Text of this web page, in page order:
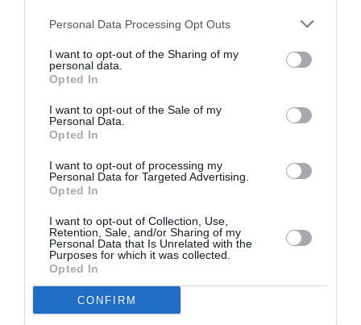
Personal Data Processing Opt Outs
I want to opt-out of the Sharing of my
personal data.
Opted In
I want to opt-out of the Sale of my
Personal Data.
Opted In
I want to opt-out of processing my
Personal Data for Targeted Advertising.
Opted In
I want to opt-out of Collection, Use,
Retention, Sale, and/or Sharing of my
Personal Data that Is Unrelated with the
Purposes for which it was collected.
Opted In
CONFIRM
Al contrario, la rotta dell’Africa occidentale
registrato il calo più marcato:
, con12.900
nel mese di settembre.
Nonostante ilcalo complessivo dei flussi
costo umanorimane drammatico: secondo
Organizzazione internazionale per le
migrazioni (Oim),1.299 persone hanno perso la
vitanel tentativo di attraversare il